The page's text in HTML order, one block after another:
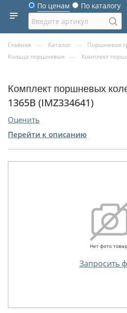
По ценам По каталогу
Главная — Каталог — Поршневая
Кольца поршневые — Комплект
Комплект поршневых
1365B (IMZ334641)
Оценить
Перейти к описанию
Нет фото
Запросить